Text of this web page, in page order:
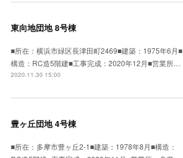
東向地団地 8号棟
■所在：横浜市緑区長津田町2469■建築：1975年6月■
構造：RC造5階建■工事完成：2020年12月■営業所…
2020.11.30 15:00
豊ヶ丘団地 4号棟
■所在：多摩市豊ヶ丘2-1■建築：1978年8月■構造：